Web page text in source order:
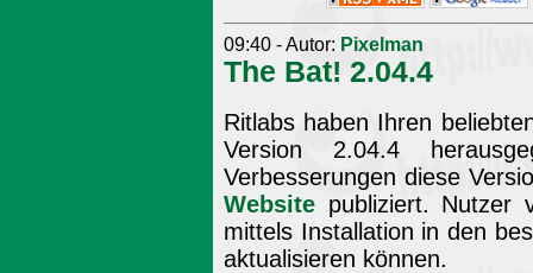
09:40 - Autor: Pixelman
The Bat! 2.04.4
Ritlabs haben Ihren
Version 2.04.4
Verbesserungen diese
Website publiziert. Nutzer
mittels Installation in den
aktualisieren können.